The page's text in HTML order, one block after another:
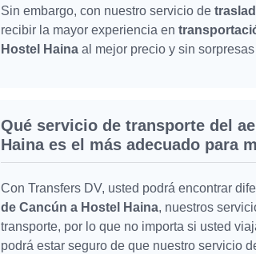
Sin embargo, con nuestro servicio de
recibir la mayor experiencia en
Hostel Haina al mejor precio y sin
Qué servicio de transporte del
Haina es el más adecuado para
Con Transfers DV, usted podrá encontrar
de Cancún a Hostel Haina, nuestros
transporte, por lo que no importa si usted
podrá estar seguro de que nuestro servicio